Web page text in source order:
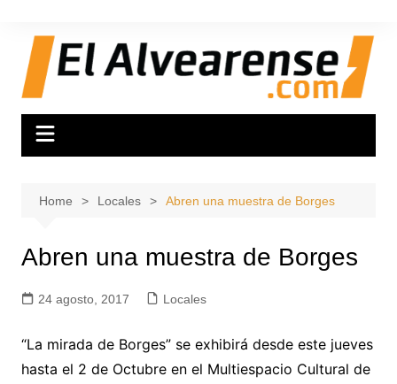
content
Home Locales Abren una muestra de Borges
Abren una muestra de Borges
24 agosto, 2017 Locales
“La mirada de Borges” se exhibirá desde este jueves
hasta el 2 de Octubre en el Multiespacio Cultural de